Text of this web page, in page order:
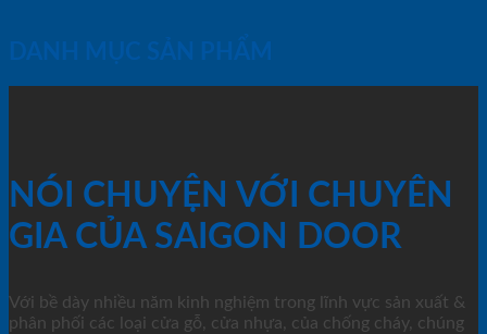
DANH MỤC SẢN PHẨM
NÓI CHUYỆN VỚI CHUYÊN
GIA CỦA SAIGON DOOR
Với bề dày nhiều năm kinh nghiệm trong lĩnh vực sản xuất &
phân phối các loại cửa gỗ, cửa nhựa, của chống cháy, chúng